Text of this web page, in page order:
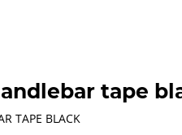
tape
TAPE BLACK